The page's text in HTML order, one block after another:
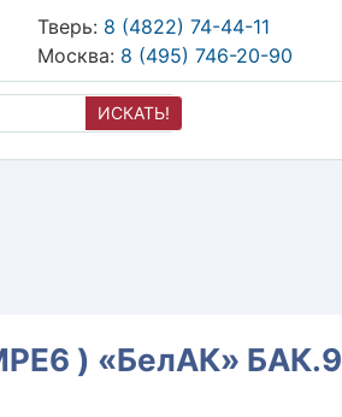
Тверь: 8 (4822) 74-44-11
Москва: 8 (495) 746-20-90
ИСКАТЬ!
) «БелАК»